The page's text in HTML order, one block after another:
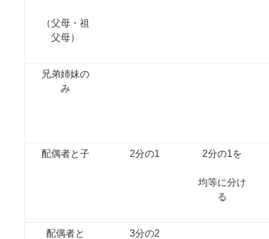
（父母・祖
父母）
兄弟姉妹の
み
配偶者と子 2分の1 2分の1を
均等に分け
る
配偶者と 3分の2